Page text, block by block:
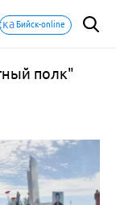
Бийск-online
полк"